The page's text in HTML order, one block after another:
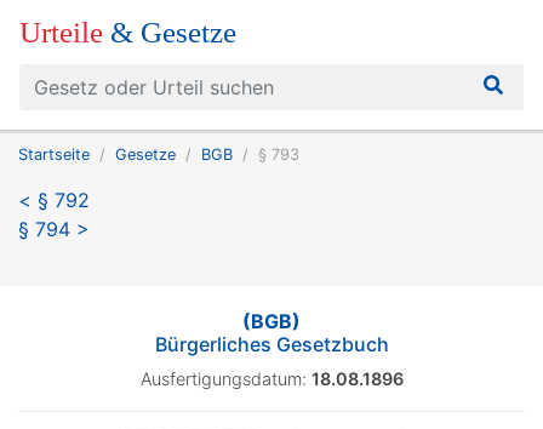
Urteile & Gesetze
Startseite Gesetze BGB § 793
< § 792
§ 794 >
(BGB)
Bürgerliches Gesetzbuch
Ausfertigungsdatum: 18.08.1896